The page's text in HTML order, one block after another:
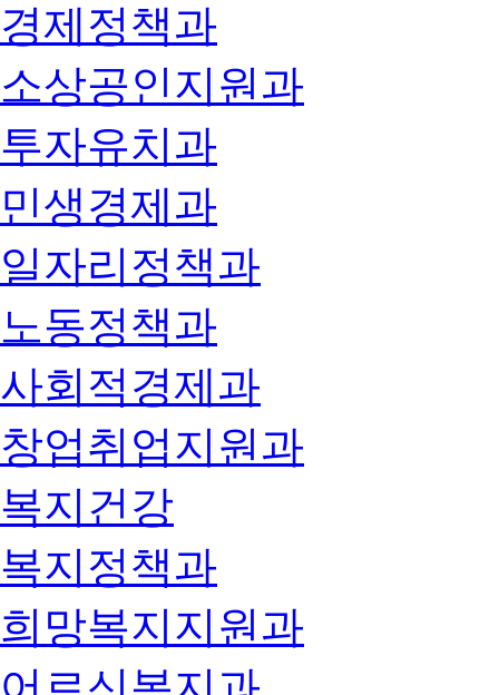
경제정책과
소상공인지원과
투자유치과
민생경제과
일자리정책과
노동정책과
사회적경제과
창업취업지원과
복지건강
복지정책과
희망복지지원과